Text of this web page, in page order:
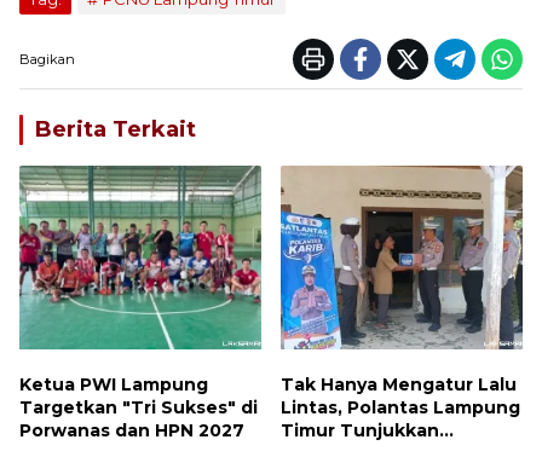
Bagikan
Berita Terkait
Ketua PWI Lampung
Targetkan "Tri Sukses" di
Porwanas dan HPN 2027
Tak Hanya Mengatur Lalu
Lintas, Polantas Lampung
Timur Tunjukkan